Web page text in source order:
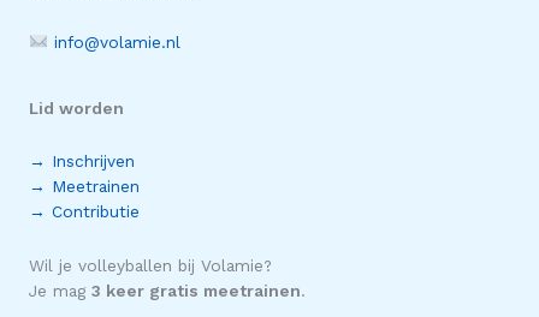
info@volamie.nl
Lid worden
→ Inschrijven
→ Meetrainen
→ Contributie
Wil je volleyballen bij Volamie?
Je mag 3 keer gratis meetrainen.